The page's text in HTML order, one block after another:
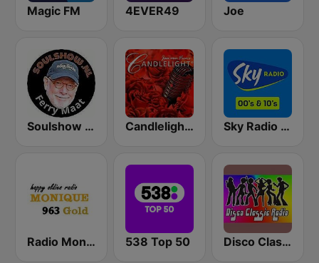
Magic FM 4EVER49 Joe
Soulshow Radio Candlelight Radio Sky Radio 00's & 10's
Radio Monique 963 Gold 538 Top 50 Disco Classic Radio